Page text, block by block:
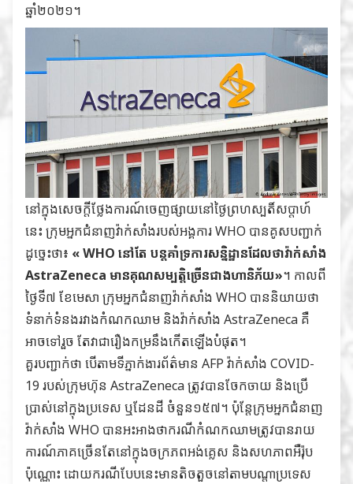
ឆ្នាំ២០២១។
នៅក្នុងសេចក្ដីថ្លែងការណ៍ចេញផ្សាយនៅថ្ងៃព្រហស្បតិ៍សប្ដាហ៍
នេះ ក្រុមអ្នកជំនាញវ៉ាក់សាំងរបស់អង្គការ WHO បានគូសបញ្ជាក់
ដូច្នេះថា៖ « WHO នៅតែ បន្តគាំទ្រការសន្និដ្ឋានដែលថាវ៉ាក់សាំង
AstraZeneca មានគុណសម្បត្តិច្រើនជាងហានិភ័យ»។ កាលពី
ថ្ងៃទី៧ ខែមេសា ក្រុមអ្នកជំនាញវ៉ាក់សាំង WHO បាននិយាយថា
ទំនាក់ទំនងរវាងកំណកឈាម និងវ៉ាក់សាំង AstraZeneca គឺ
អាចទៅរួច តែវាជារឿងកម្រនឹងកើតឡើងបំផុត។
គួរបញ្ជាក់ថា បើតាមទីភ្នាក់ងារព័ត៌មាន AFP វ៉ាក់សាំង COVID-
19 របស់ក្រុមហ៊ុន AstraZeneca ត្រូវបានចែកចាយ និងប្រើ
ប្រាស់នៅក្នុងប្រទេស ឬដែនដី ចំនួន១៥៧។ ប៉ុន្តែក្រុមអ្នកជំនាញ
វ៉ាក់សាំង WHO បានអះអាងថាករណីកំណកឈាមត្រូវបានរាយ
ការណ៍ភាគច្រើនតែនៅក្នុងចក្រភពអង់គ្លេស និងសហភាពអឺរ៉ុប
ប៉ុណ្ណោះ ដោយករណីបែបនេះមានតិចតួចនៅតាមបណ្ដាប្រទេស